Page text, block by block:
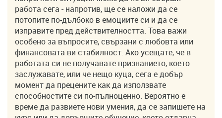
работа сега - напротив, ще се наложи да се
потопите по-дълбоко в емоциите си и да се
изправите пред действителността. Това важи
особено за въпросите, свързани с любовта или
финансовата ви стабилност. Ако усещате, че в
работата си не получавате признанието, което
заслужавате, или че нещо куца, сега е добър
момент да прецените как да използвате
способностите си по-пълноценно. Вероятно е
време да развиете нови умения, да се запишете на